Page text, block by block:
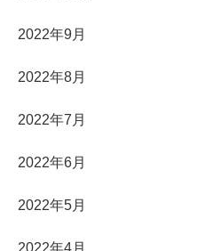
2022年9月
2022年8月
2022年7月
2022年6月
2022年5月
2022年4月